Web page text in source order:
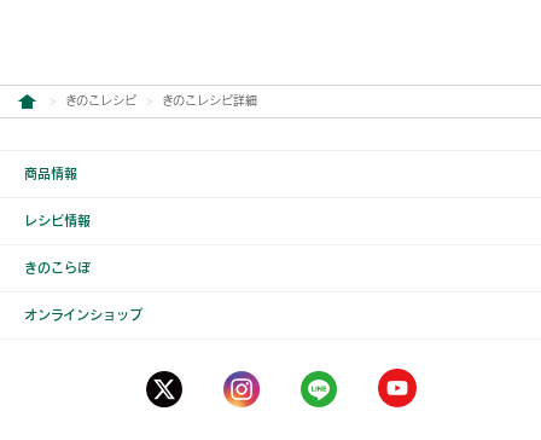
きのこレシピ きのこレシピ詳細
商品情報
レシピ情報
きのこらぼ
オンラインショップ